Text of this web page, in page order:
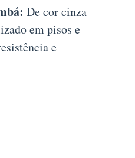
De cor cinza
em pisos e
e